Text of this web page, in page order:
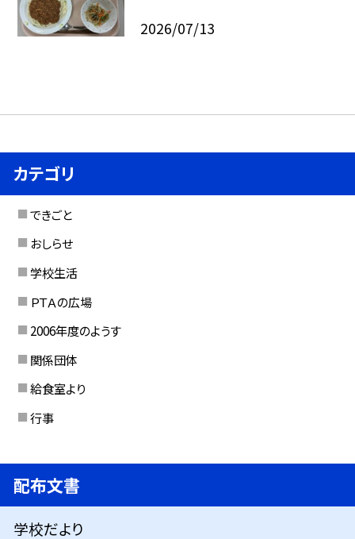
2026/07/13
カテゴリ
できごと
おしらせ
学校生活
ＰＴＡの広場
2006年度のようす
関係団体
給食室より
行事
配布文書
学校だより